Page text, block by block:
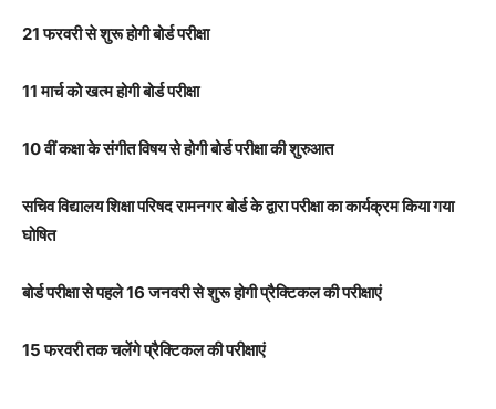
21 फरवरी से शुरू होगी बोर्ड परीक्षा
11 मार्च को खत्म होगी बोर्ड परीक्षा
10 वीं कक्षा के संगीत विषय से होगी बोर्ड परीक्षा की शुरुआत
सचिव विद्यालय शिक्षा परिषद रामनगर बोर्ड के द्वारा परीक्षा का कार्यक्रम किया गया
घोषित
बोर्ड परीक्षा से पहले 16 जनवरी से शुरू होगी प्रैक्टिकल की परीक्षाएं
15 फरवरी तक चलेंगे प्रैक्टिकल की परीक्षाएं